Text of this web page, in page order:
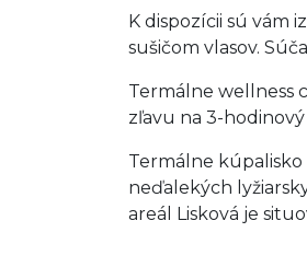
K dispozícii sú vám
sušičom vlasov.
Termálne wellness
zľavu na 3-
Termálne kúpalisko
neďalekých
areál Lisková je